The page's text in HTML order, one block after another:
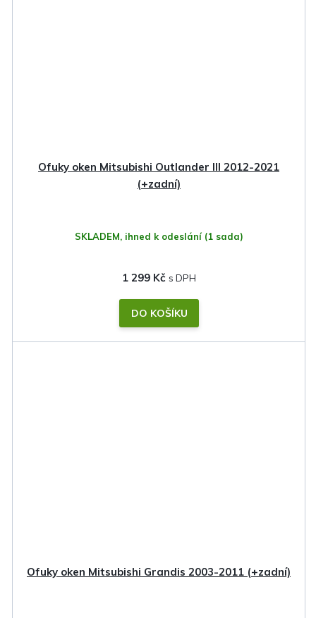
Ofuky oken Mitsubishi Outlander III 2012-2021
(+zadní)
SKLADEM, ihned k odeslání (1 sada)
1 299 Kč
DO KOŠÍKU
Ofuky oken Mitsubishi Grandis 2003-2011 (+zadní)